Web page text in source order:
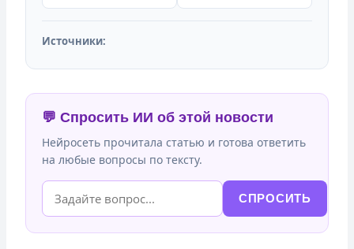
Источники:
💬 Спросить ИИ об этой новости
Нейросеть прочитала статью и готова ответить
на любые вопросы по тексту.
СПРОСИТЬ